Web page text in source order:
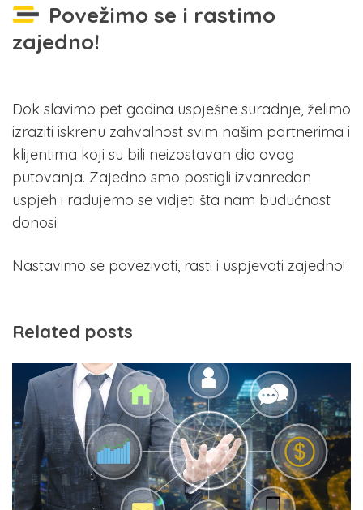
Povežimo se i rastimo
zajedno!
Dok slavimo pet godina uspješne suradnje, želimo
izraziti iskrenu zahvalnost svim našim partnerima i
klijentima koji su bili neizostavan dio ovog
putovanja. Zajedno smo postigli izvanredan
uspjeh i radujemo se vidjeti šta nam budućnost
donosi.
Nastavimo se povezivati, rasti i uspjevati zajedno!
Related posts